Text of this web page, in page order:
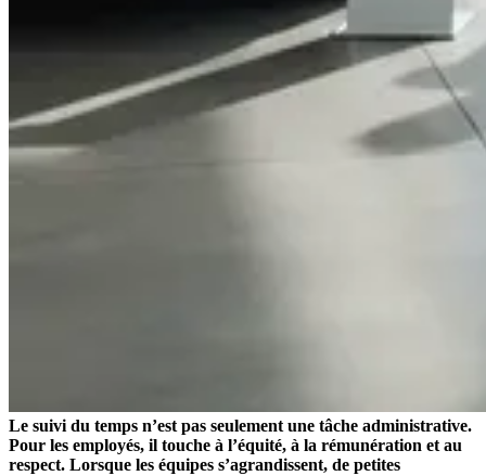
Le suivi du temps n’est pas seulement une tâche administrative.
Pour les employés, il touche à l’équité, à la rémunération et au
respect. Lorsque les équipes s’agrandissent, de petites